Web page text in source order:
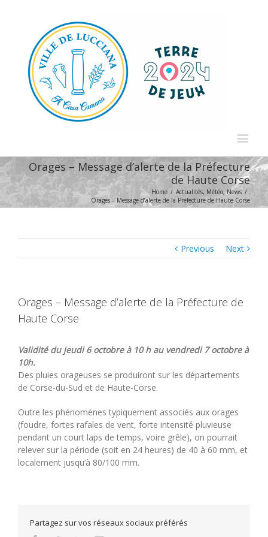
Orages – Message d’alerte de la Préfecture
de Haute Corse
Home / Actualités, Météo,News /
Orages – Message d’alerte de la Préfecture de Haute Corse
Previous Next
Orages – Message d’alerte de la Préfecture de
Haute Corse
Validité du jeudi 6 octobre à 10 h au vendredi 7 octobre à
10h.
Des pluies orageuses se produiront sur les départements
de Corse-du-Sud et de Haute-Corse.
Outre les phénomènes typiquement associés aux orages
(foudre, fortes rafales de vent, forte intensité pluvieuse
pendant un court laps de temps, voire grêle), on pourrait
relever sur la période (soit en 24 heures) de 40 à 60 mm, et
localement jusqu’à 80/100 mm.
Partagez sur vos réseaux sociaux préférés